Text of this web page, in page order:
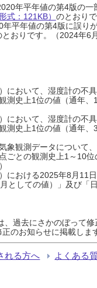
年平年値の第4版の
式：121KB） のとおり
平年値の第4版に誤り
とおりです。（2024年6
において、湿度計の不
測史上1位の値（通年
において、湿度計の不
測史上1位の値（通年
象観測データについて
ごとの観測史上1～10
における2025年8月11
としての値）」及び
過去にさかのぼって
のお知らせに掲載しま
れる方へ よくある